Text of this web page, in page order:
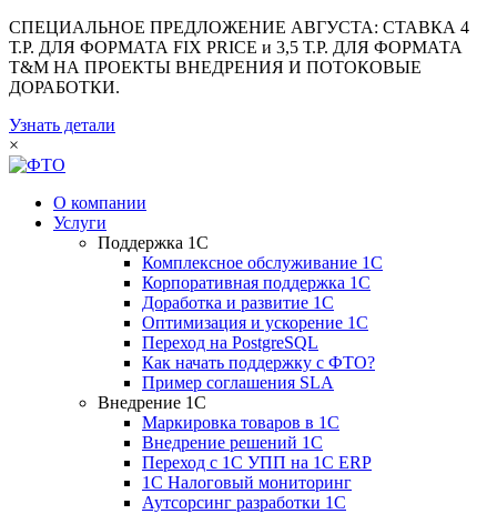
СПЕЦИАЛЬНОЕ ПРЕДЛОЖЕНИЕ АВГУСТА: СТАВКА 4
Т.Р. ДЛЯ ФОРМАТА FIX PRICE и 3,5 Т.Р. ДЛЯ ФОРМАТА
T&M НА ПРОЕКТЫ ВНЕДРЕНИЯ И ПОТОКОВЫЕ
ДОРАБОТКИ.
Узнать детали
×
О компании
Услуги
Поддержка 1С
Комплексное обслуживание 1С
Корпоративная поддержка 1С
Доработка и развитие 1С
Оптимизация и ускорение 1С
Переход на PostgreSQL
Как начать поддержку с ФТО?
Пример соглашения SLA
Внедрение 1С
Маркировка товаров в 1С
Внедрение решений 1С
Переход с 1С УПП на 1С ERP
1С Налоговый мониторинг
Аутсорсинг разработки 1С